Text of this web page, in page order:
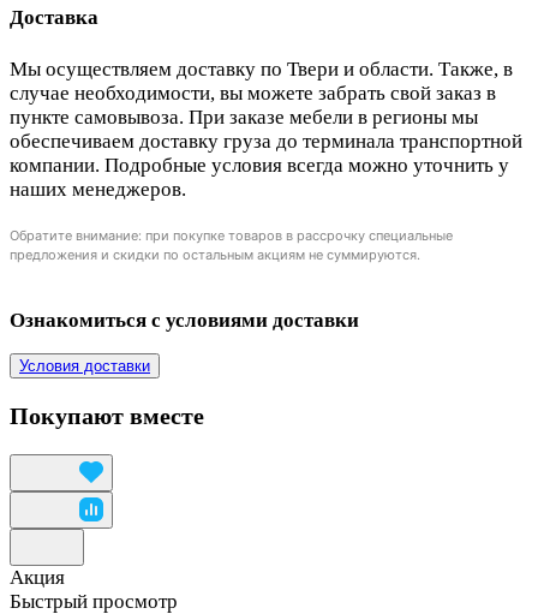
Доставка
Мы осуществляем доставку по Твери и области. Также, в
случае необходимости, вы можете забрать свой заказ в
пункте самовывоза. При заказе мебели в регионы мы
обеспечиваем доставку груза до терминала транспортной
компании. Подробные условия всегда можно уточнить у
наших менеджеров.
Обратите внимание: при покупке товаров в рассрочку специальные
предложения и скидки по остальным акциям не суммируются.
Ознакомиться с условиями доставки
Условия доставки
Покупают вместе
Акция
Быстрый просмотр